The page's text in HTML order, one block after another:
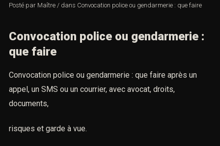
Posté par Maître / dans Convocation police ou gendarmerie : que faire
Convocation police ou gendarmerie
: que faire
Convocation police ou gendarmerie : que faire après un
appel, un SMS ou un courrier, avec avocat, droits,
documents,
risques et garde à vue.